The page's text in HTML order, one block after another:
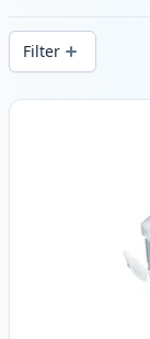
Druckqualität
lokalem Lager in .
Filter
Produkte